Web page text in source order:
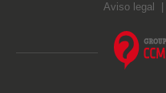
Aviso legal